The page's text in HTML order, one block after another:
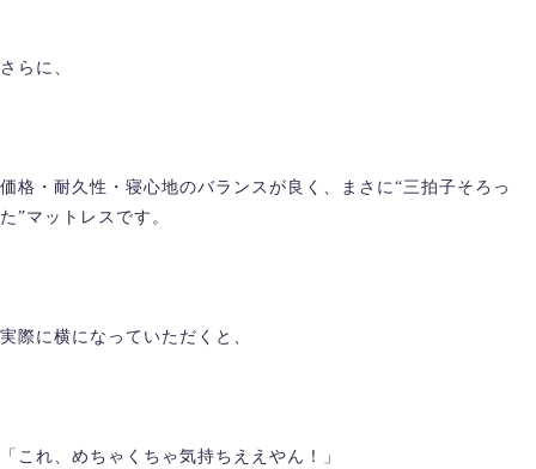
さらに、
価格・耐久性・寝心地のバランスが良く、まさに“三拍子そろっ
た”マットレスです。
実際に横になっていただくと、
「これ、めちゃくちゃ気持ちええやん！」